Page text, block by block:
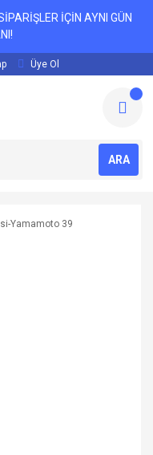
İÇİN AYNI GÜN
Üye Ol
ARA